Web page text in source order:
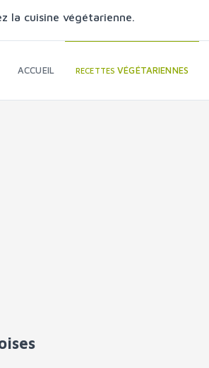
la cuisine végétarienne.
ACCUEIL RECETTESVÉGÉTARIENNES